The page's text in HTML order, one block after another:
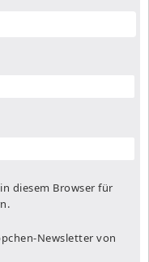
diesem Browser für
Newsletter von